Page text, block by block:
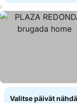
Valitse päivät